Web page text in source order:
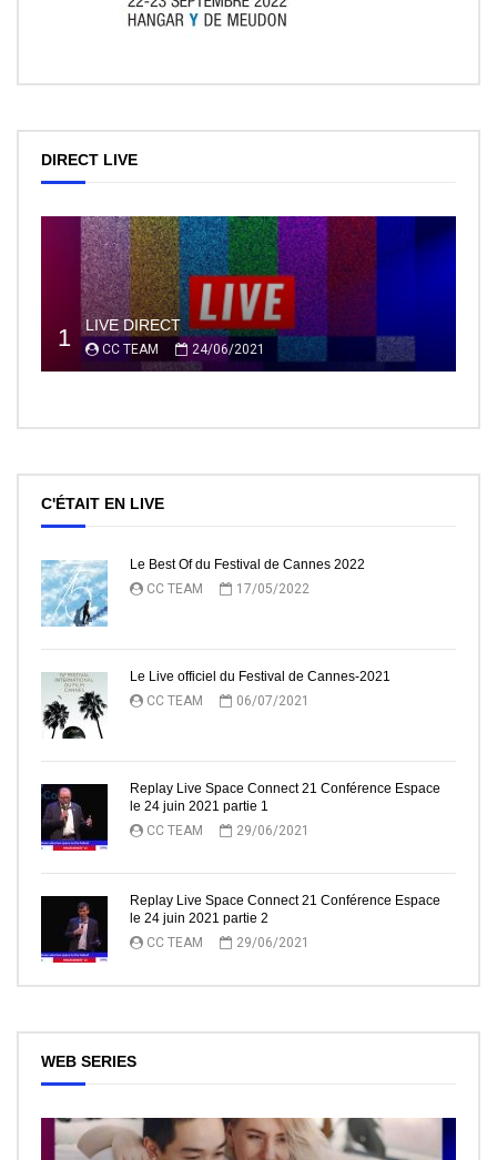
DIRECT LIVE
1 LIVE DIRECT
CC TEAM 24/06/2021
C'ÉTAIT EN LIVE
Le Best Of du Festival de Cannes 2022
CC TEAM
17/05/2022
Le Live officiel du Festival de Cannes-2021
CC TEAM
06/07/2021
Replay Live Space Connect 21 Conférence Espace
le 24 juin 2021 partie 1
CC TEAM
29/06/2021
Replay Live Space Connect 21 Conférence Espace
le 24 juin 2021 partie 2
CC TEAM
29/06/2021
WEB SERIES